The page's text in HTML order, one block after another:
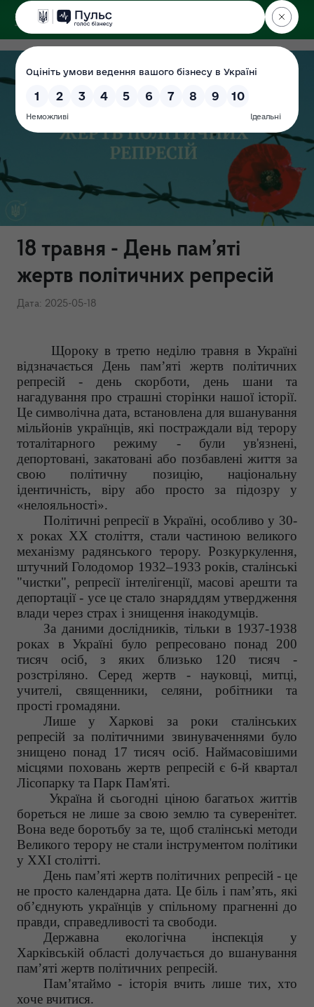
ДЕРЖЕКОІНСПЕКЦІЯ
у Харківській області
18 травня - День пам’яті
жертв політичних репресій
Дата: 2025-05-18
Щороку в третю неділю травня в Україні
відзначається День пам’яті жертв політичних
репресій - день скорботи, день шани та
нагадування про страшні сторінки нашої історії.
Це символічна дата, встановлена для вшанування
мільйонів українців, які постраждали від терору
тоталітарного режиму - були ув'язнені,
депортовані, закатовані або позбавлені життя за
свою політичну позицію, національну
ідентичність, віру або просто за підозру у
«нелояльності».
Політичні репресії в Україні, особливо у 30-
х роках XX століття, стали частиною великого
механізму радянського терору. Розкуркулення,
штучний Голодомор 1932–1933 років, сталінські
"чистки", репресії інтелігенції, масові арешти та
депортації - усе це стало знаряддям утвердження
влади через страх і знищення інакодумців.
За даними дослідників, тільки в 1937-1938
роках в Україні було репресовано понад 200
тисяч осіб, з яких близько 120 тисяч -
розстріляно. Серед жертв - науковці, митці,
учителі, священники, селяни, робітники та
прості громадяни.
Лише у Харкові за роки сталінських
репресій за політичними звинуваченнями було
знищено понад 17 тисяч осіб. Наймасовішими
місцями поховань жертв репресій є 6-й квартал
Лісопарку та Парк Пам'яті.
Україна й сьогодні ціною багатьох життів
бореться не лише за свою землю та суверенітет.
Вона веде боротьбу за те, щоб сталінські методи
Великого терору не стали інструментом політики
у XXI столітті.
День пам’яті жертв політичних репресій - це
не просто календарна дата. Це біль і пам’ять, які
об’єднують українців у спільному прагненні до
правди, справедливості та свободи.
Державна екологічна інспекція у
Харківській області долучається до вшанування
пам’яті жертв політичних репресій.
Пам’ятаймо - історія вчить лише тих, хто
хоче вчитися.